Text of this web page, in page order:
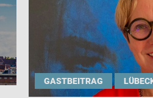
GASTBEITRAG